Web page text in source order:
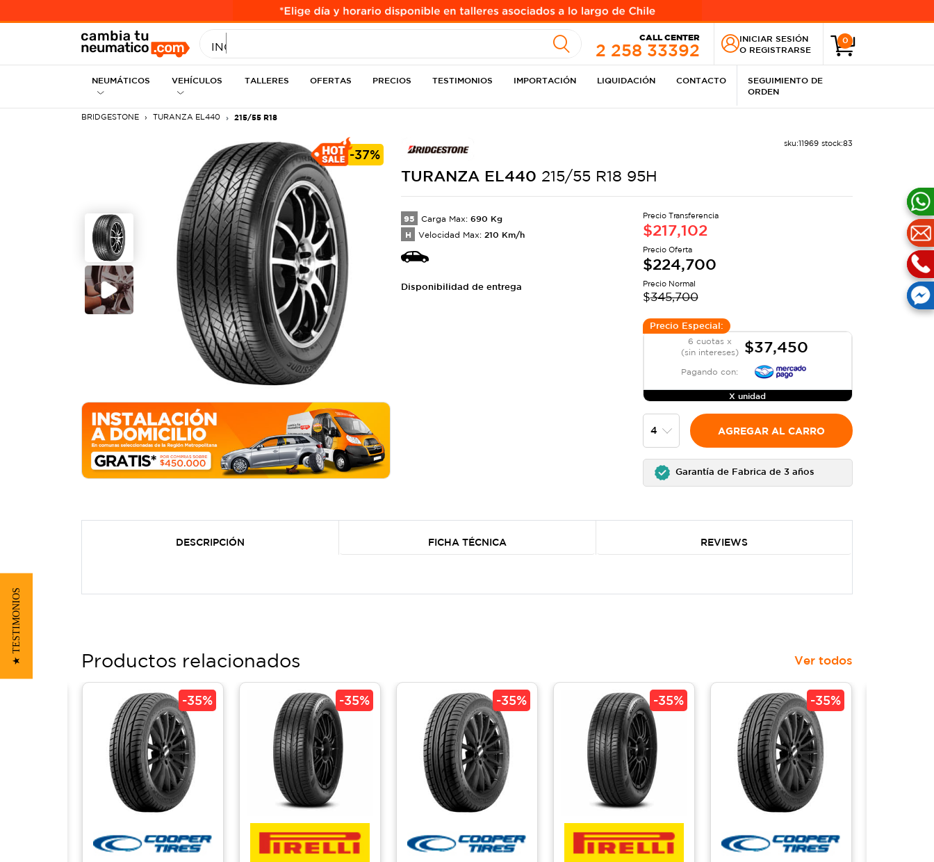
INGRESE MEDIDA
CALL CENTER
2 258 33392
INICIAR SESIÓN
O REGISTRARSE
0
NEUMÁTICOS VEHÍCULOS TALLERES OFERTAS PRECIOS TESTIMONIOS IMPORTACIÓN LIQUIDACIÓN CONTACTO
SEGUIMIENTO DE
ORDEN
BRIDGESTONE TURANZA EL440 215/55 R18
-37%
sku:11969 stock:83
TURANZA EL440 215/55 R18 95H
95 Carga Max: 690 Kg
H Velocidad Max: 210 Km/h
Disponibilidad de entrega
Precio Transferencia
$217,102
Precio Oferta
$224,700
Precio Normal
$345,700
Precio Especial:
6 cuotas x
(sin intereses)
$37,450
Pagando con:
X unidad
AGREGAR AL CARRO
Garantía de Fabrica de 3 años
DESCRIPCIÓN FICHA TÉCNICA REVIEWS
Productos relacionados Ver todos
-35% -35% -35% -35% -35%
★ TESTIMONIOS